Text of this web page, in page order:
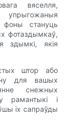
вяселля,
фоны стануць
фотаздымкаў,
здымкі, якія
штор або
для вашых
снежных
рамантыкі і
іх сапраўды